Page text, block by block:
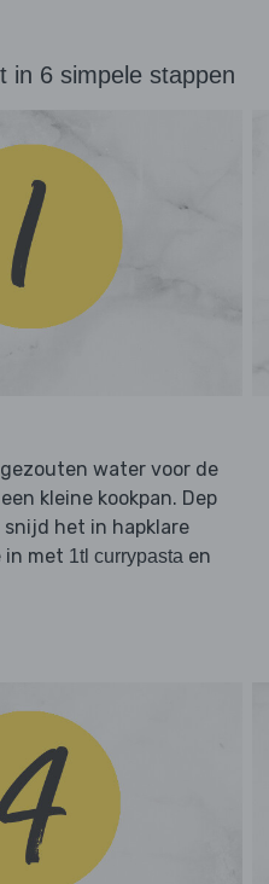
in 6 simpele stappen
water voor de
kleine kookpan. Dep
snijd het in hapklare
in met 1tl currypasta en